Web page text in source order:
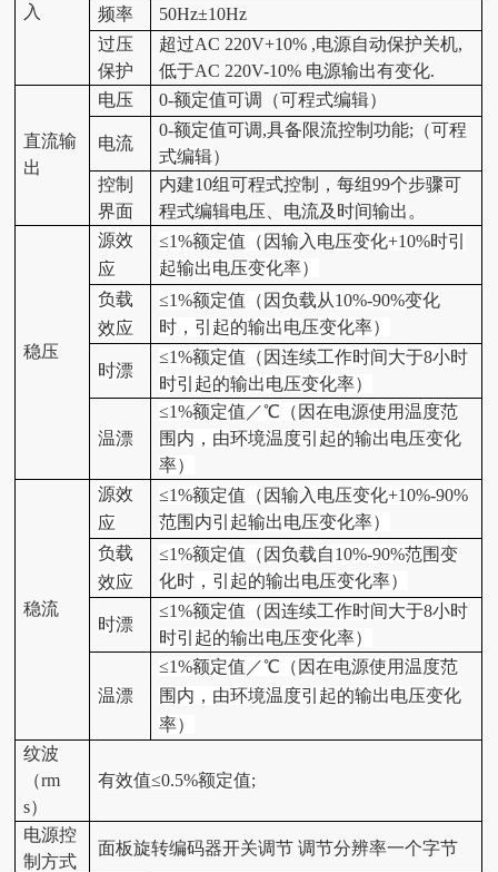
入
频率
50Hz±10Hz
过压
保护
超过AC 220V+10% ,电源自动保护关机,
低于AC 220V-10% 电源输出有变化.
直流输
出
电压 0-额定值可调 （可程式编辑）
电流
0-额定值可调,具备限流控制功能; （可程
式编辑）
控制
界面
内建10组可程式控制，每组99个步骤可
程式编辑电压、电流及时间输出。
稳压
源效
应
≤1%额定值（因输入电压变化+10%时引
起输出电压变化率）
负载
效应
≤1%额定值（因负载从10%-90%变化
时，引起的输出电压变化率）
时漂
≤1%额定值（因连续工作时间大于8小时
时引起的输出电压变化率）
温漂
≤1%额定值／℃（因在电源使用温度范
围内，由环境温度引起的输出电压变化
率）
稳流
源效
应
≤1%额定值（因输入电压变化+10%-90%
范围内引起输出电压变化率）
负载
效应
≤1%额定值（因负载自10%-90%范围变
化时，引起的输出电压变化率）
时漂
≤1%额定值（因连续工作时间大于8小时
时引起的输出电压变化率）
温漂
≤1%额定值／℃（因在电源使用温度范
围内，由环境温度引起的输出电压变化
率）
纹波
（rm
s）
有效值≤0.5%额定值;
电源控
制方式
面板旋转编码器开关调节 调节分辨率一个字节